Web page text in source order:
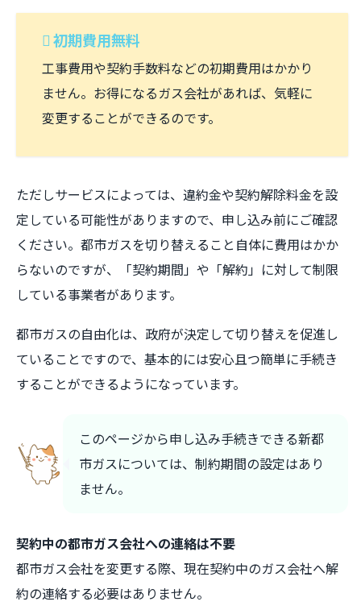
初期費用無料
工事費用や契約手数料などの初期費用はかかり
ません。お得になるガス会社があれば、気軽に
変更することができるのです。
ただしサービスによっては、違約金や契約解除料金を設
定している可能性がありますので、申し込み前にご確認
ください。都市ガスを切り替えること自体に費用はかか
らないのですが、「契約期間」や「解約」に対して制限
している事業者があります。
都市ガスの自由化は、政府が決定して切り替えを促進し
ていることですので、基本的には安心且つ簡単に手続き
することができるようになっています。
このページから申し込み手続きできる新都
市ガスについては、制約期間の設定はあり
ません。
契約中の都市ガス会社への連絡は不要
都市ガス会社を変更する際、現在契約中のガス会社へ解
約の連絡する必要はありません。